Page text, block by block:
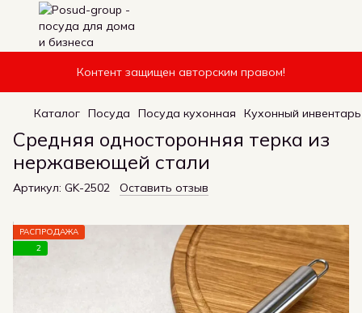
Контент защищен авторским правом!
Каталог Посуда Посуда кухонная Кухонный инвентарь
Средняя односторонняя терка из
нержавеющей стали
Артикул: GK-2502 Оставить отзыв
РАСПРОДАЖА
2